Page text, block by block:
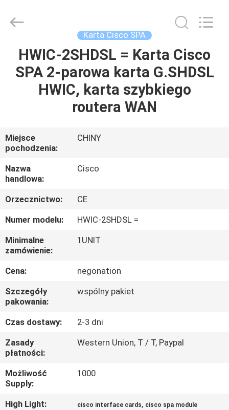
DOMU
PRODUKTY
FILMY
O
NAS
WYCIECZKA
PO
FABRYCE
KONTROLA
JAKOŚCI
SKONTAKTUJ
SIĘ
Z
NAMI
Reserved.
Karta Cisco SPA
HWIC-2SHDSL = Karta Cisco
SPA 2-parowa karta G.SHDSL
HWIC, karta szybkiego
routera WAN
Miejsce
pochodzenia:
CHINY
Nazwa
handlowa:
Cisco
Orzecznictwo:
CE
Numer modelu:
HWIC-2SHDSL =
Minimalne
zamówienie:
1UNIT
Cena:
negonation
Szczegóły
pakowania:
wspólny pakiet
Czas dostawy:
2-3 dni
Zasady
płatności:
Western Union, T / T, Paypal
Możliwość
Supply:
1000
High Light: cisco interface cards, cisco spa module